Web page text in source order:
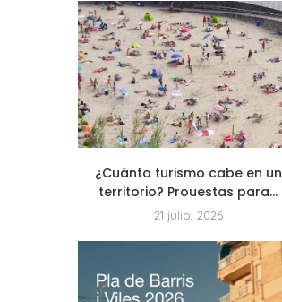
¿Cuánto turismo cabe en un
territorio? Prouestas para...
21 julio, 2026